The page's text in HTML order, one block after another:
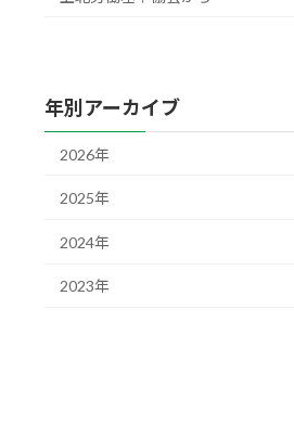
年別アーカイブ
2026年
2025年
2024年
2023年